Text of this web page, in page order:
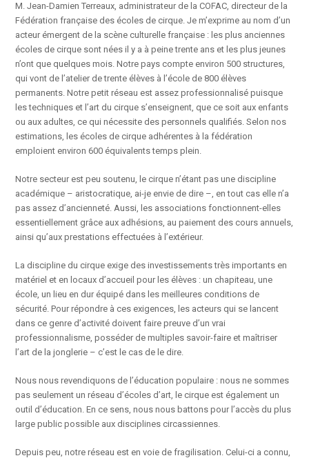
M. Jean-Damien Terreaux, administrateur de la COFAC, directeur de la
Fédération française des écoles de cirque. Je m’exprime au nom d’un
acteur émergent de la scène culturelle française : les plus anciennes
écoles de cirque sont nées il y a à peine trente ans et les plus jeunes
n’ont que quelques mois. Notre pays compte environ 500 structures,
qui vont de l’atelier de trente élèves à l’école de 800 élèves
permanents. Notre petit réseau est assez professionnalisé puisque
les techniques et l’art du cirque s’enseignent, que ce soit aux enfants
ou aux adultes, ce qui nécessite des personnels qualifiés. Selon nos
estimations, les écoles de cirque adhérentes à la fédération
emploient environ 600 équivalents temps plein.
Notre secteur est peu soutenu, le cirque n’étant pas une discipline
académique – aristocratique, ai-je envie de dire –, en tout cas elle n’a
pas assez d’ancienneté. Aussi, les associations fonctionnent-elles
essentiellement grâce aux adhésions, au paiement des cours annuels,
ainsi qu’aux prestations effectuées à l’extérieur.
La discipline du cirque exige des investissements très importants en
matériel et en locaux d’accueil pour les élèves : un chapiteau, une
école, un lieu en dur équipé dans les meilleures conditions de
sécurité. Pour répondre à ces exigences, les acteurs qui se lancent
dans ce genre d’activité doivent faire preuve d’un vrai
professionnalisme, posséder de multiples savoir-faire et maîtriser
l’art de la jonglerie – c’est le cas de le dire.
Nous nous revendiquons de l’éducation populaire : nous ne sommes
pas seulement un réseau d’écoles d’art, le cirque est également un
outil d’éducation. En ce sens, nous nous battons pour l’accès du plus
large public possible aux disciplines circassiennes.
Depuis peu, notre réseau est en voie de fragilisation. Celui-ci a connu,